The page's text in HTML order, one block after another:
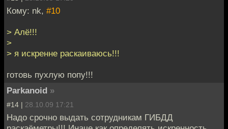
Кому: nk, #10
> Алё!!!
>
> я искренне раскаиваюсь!!!
готовь пухлую попу!!!
Parkanoid »
#14 | 28.10.09 17:21
Надо срочно выдать сотрудникам ГИБДД